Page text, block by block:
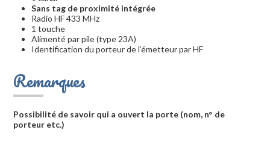
Sans tag de proximité intégrée
Radio HF 433 MHz
1 touche
Alimenté par pile (type 23A)
Identification du porteur de l’émetteur par HF
Remarques
Possibilité de savoir qui a ouvert la porte (nom, n° de
porteur etc.)